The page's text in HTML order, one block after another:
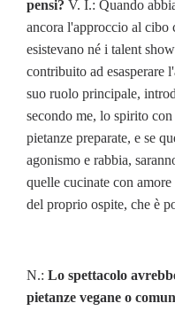
pensi? V. I.: Quando
ancora l'approccio al cibo
esistevano né i talent
contribuito ad esasperare
suo ruolo principale,
secondo me, lo spirito
pietanze preparate, e se
agonismo e rabbia,
quelle cucinate con
del proprio ospite, che è
N.: Lo spettacolo
pietanze vegane o